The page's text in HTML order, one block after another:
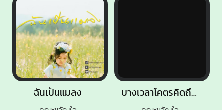
ฉันเป็นแมลง บางเวลาโคตรคิดถึงเลย